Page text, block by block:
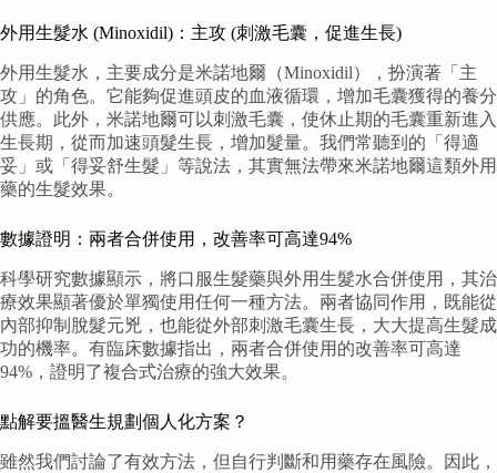
外用生髮水 (Minoxidil)：主攻 (刺激毛囊，促進生長)
外用生髮水，主要成分是米諾地爾（Minoxidil），扮演著「主
攻」的角色。它能夠促進頭皮的血液循環，增加毛囊獲得的養分
供應。此外，米諾地爾可以刺激毛囊，使休止期的毛囊重新進入
生長期，從而加速頭髮生長，增加髮量。我們常聽到的「得適
妥」或「得妥舒生髮」等說法，其實無法帶來米諾地爾這類外用
藥的生髮效果。
數據證明：兩者合併使用，改善率可高達94%
科學研究數據顯示，將口服生髮藥與外用生髮水合併使用，其治
療效果顯著優於單獨使用任何一種方法。兩者協同作用，既能從
內部抑制脫髮元兇，也能從外部刺激毛囊生長，大大提高生髮成
功的機率。有臨床數據指出，兩者合併使用的改善率可高達
94%，證明了複合式治療的強大效果。
點解要搵醫生規劃個人化方案？
雖然我們討論了有效方法，但自行判斷和用藥存在風險。因此，